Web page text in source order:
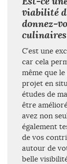
viabilité
donnez-
C’est une
car cela
même que
projet en
études de
être
avez non
également
de vos
autour de
belle